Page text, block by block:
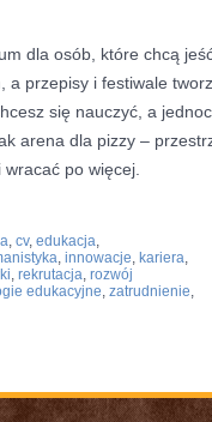
dla osób, które chcą
a przepisy i festiwale
się nauczyć, a
arena dla pizzy –
po więcej.
, cv, edukacja,
, innowacje, kariera,
, rekrutacja, rozwój
edukacyjne, zatrudnienie,